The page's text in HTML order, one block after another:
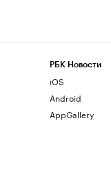
РБК Новости
iOS
Android
AppGallery